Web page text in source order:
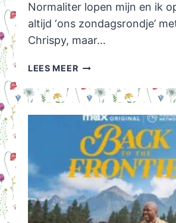
Normaliter lopen mijn en ik
altijd ‘ons zondagsrondje’
Chrispy, maar…
LEES MEERZONDAGWANDELING
OMGEVALLEN